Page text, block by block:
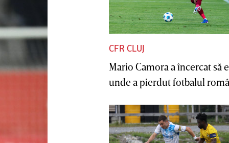
CFR CLUJ
Mario Camora a încercat să
unde a pierdut fotbalul